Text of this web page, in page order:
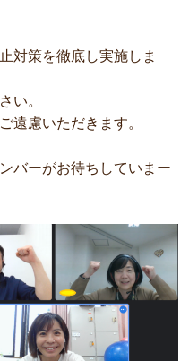
対策を徹底し実施しま
い。
遠慮いただきます。
バーがお待ちしていまー